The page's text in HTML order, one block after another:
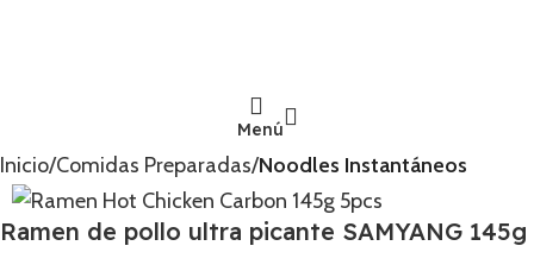
Menú
Inicio Comidas Preparadas Noodles Instantáneos
Ramen de pollo ultra picante SAMYANG 145g